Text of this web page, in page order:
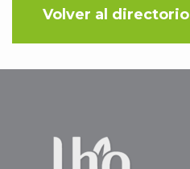
Volver al directorio